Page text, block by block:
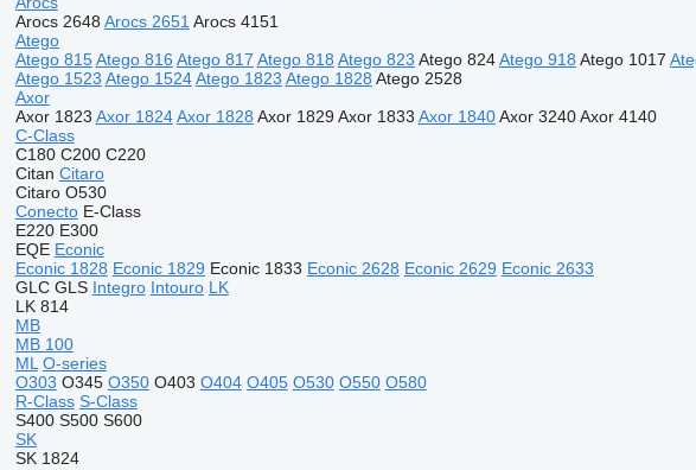
Arocs 2648 Arocs 2651 Arocs 4151
Atego
Atego 815 Atego 816 Atego 817 Atego 818 Atego 823 Atego 824 Atego 918 Atego 1017
Atego 1523 Atego 1524 Atego 1823 Atego 1828 Atego 2528
Axor
Axor 1823 Axor 1824 Axor 1828 Axor 1829 Axor 1833 Axor 1840 Axor 3240 Axor 4140
C-Class
C180 C200 C220
Citan Citaro
Citaro O530
Conecto E-Class
E220 E300
EQE Econic
Econic 1828 Econic 1829 Econic 1833 Econic 2628 Econic 2629 Econic 2633
GLC GLS Integro Intouro LK
LK 814
MB
MB 100
ML O-series
O303 O345 O350 O403 O404 O405 O530 O550 O580
R-Class S-Class
S400 S500 S600
SK
SK 1824